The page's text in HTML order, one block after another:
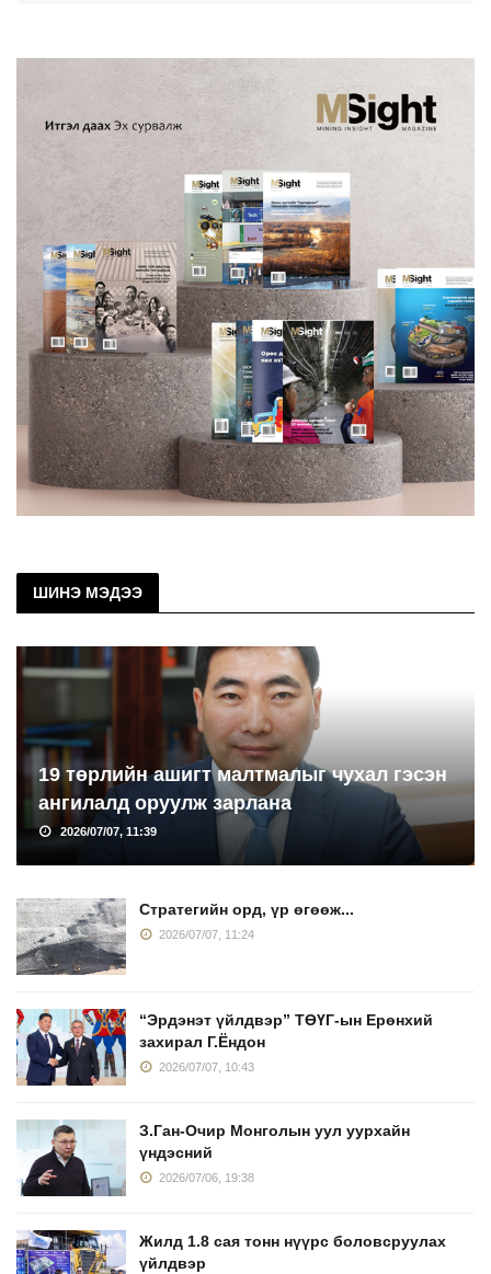
ШИНЭ МЭДЭЭ
19 төрлийн ашигт малтмалыг чухал гэсэн
ангилалд оруулж зарлана
2026/07/07, 11:39
Стратегийн орд, үр өгөөж...
2026/07/07, 11:24
“Эрдэнэт үйлдвэр” ТӨҮГ-ын Ерөнхий
захирал Г.Ёндон
2026/07/07, 10:43
З.Ган-Очир Монголын уул уурхайн
үндэсний
2026/07/06, 19:38
Жилд 1.8 сая тонн нүүрс боловсруулах
үйлдвэр